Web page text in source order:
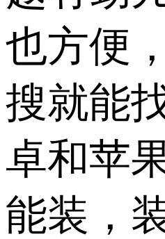
也方便
搜就能
卓和苹
能装，